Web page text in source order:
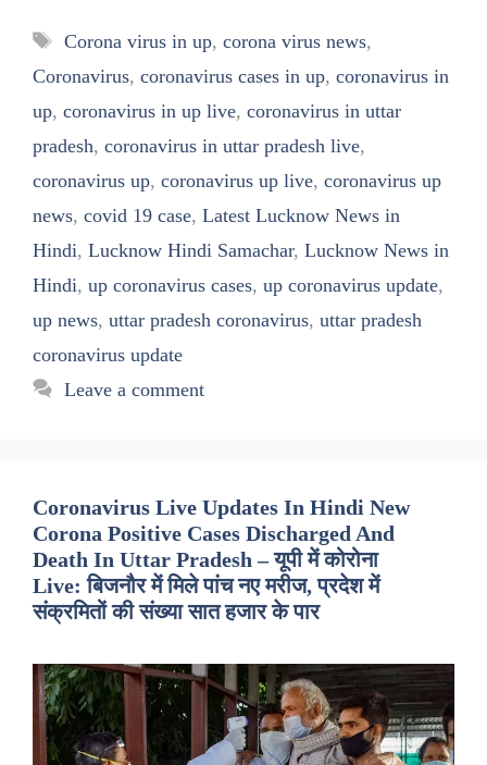
Tags
Corona virus in up, corona virus news,
Coronavirus, coronavirus cases in up, coronavirus in
up, coronavirus in up live, coronavirus in uttar
pradesh, coronavirus in uttar pradesh live,
coronavirus up, coronavirus up live, coronavirus up
news, covid 19 case, Latest Lucknow News in
Hindi, Lucknow Hindi Samachar, Lucknow News in
Hindi, up coronavirus cases, up coronavirus update,
up news, uttar pradesh coronavirus, uttar pradesh
coronavirus update
Leave a comment
Coronavirus Live Updates In Hindi New
Corona Positive Cases Discharged And
Death In Uttar Pradesh – यूपी में कोरोना
Live: बिजनौर में मिले पांच नए मरीज, प्रदेश में
संक्रमितों की संख्या सात हजार के पार